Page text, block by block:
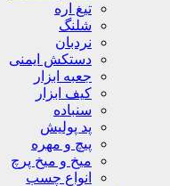
تیغ اره
شلنگ
نردبان
دستکش ایمنی
جعبه ابزار
کیف ابزار
سنباده
پد پولیش
پیچ و مهره
میخ و میخ پرچ
انواع چسب